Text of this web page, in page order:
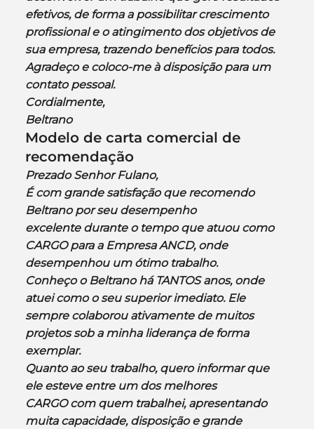
efetivos, de forma a possibilitar crescimento
profissional e o atingimento dos objetivos de
sua empresa, trazendo benefícios para todos.
Agradeço e coloco-me à disposição para um
contato pessoal.
Cordialmente,
Beltrano
Modelo de carta comercial de
recomendação
Prezado Senhor Fulano,
É com grande satisfação que recomendo
Beltrano por seu desempenho
excelente durante o tempo que atuou como
CARGO para a Empresa ANCD, onde
desempenhou um ótimo trabalho.
Conheço o Beltrano há TANTOS anos, onde
atuei como o seu superior imediato. Ele
sempre colaborou ativamente de muitos
projetos sob a minha liderança de forma
exemplar.
Quanto ao seu trabalho, quero informar que
ele esteve entre um dos melhores
CARGO com quem trabalhei, apresentando
muita capacidade, disposição e grande